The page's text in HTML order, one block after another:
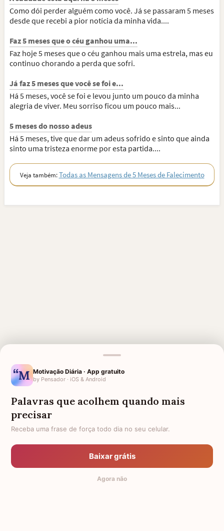
Como dói perder alguém como você. Já se passaram 5 meses
desde que recebi a pior notícia da minha vida....
Faz 5 meses que o céu ganhou uma...
Faz hoje 5 meses que o céu ganhou mais uma estrela, mas eu
continuo chorando a perda que sofri.
Já faz 5 meses que você se foi e...
Há 5 meses, você se foi e levou junto um pouco da minha
alegria de viver. Meu sorriso ficou um pouco mais...
5 meses do nosso adeus
Há 5 meses, tive que dar um adeus sofrido e sinto que ainda
sinto uma tristeza enorme por esta partida....
Veja também:Todas as Mensagens de 5 Meses de Falecimento
MENSAGENS RELACIONADAS
3 MESES DE FALECIMENTO 6 MESES DE FALECIMENTO
4 MESES DE FALECIMENTO
DESPEDIDA DE COLEGA DE
10 MESES DE FALECIMENTO
9 MESES DE FALECIMENTO
Motivação Diária · App gratuito
by Pensador · iOS & Android
Palavras que acolhem quando mais
precisar
Receba uma frase de força todo dia no seu celular.
Baixar grátis
Agora não